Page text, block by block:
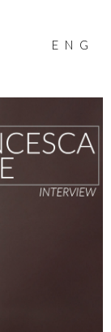
ENG